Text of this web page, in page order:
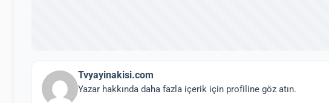
Tvyayinakisi.com
Yazar hakkında daha fazla içerik için profiline göz atın.